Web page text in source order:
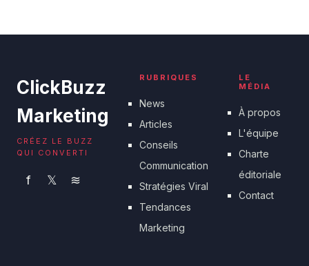
ClickBuzz
Marketing
CRÉEZ LE BUZZ
QUI CONVERTI
f 𝕏 ≋
RUBRIQUES
News
Articles
Conseils
Communication
Stratégies Viral
Tendances
Marketing
LE
MÉDIA
À propos
L'équipe
Charte
éditoriale
Contact